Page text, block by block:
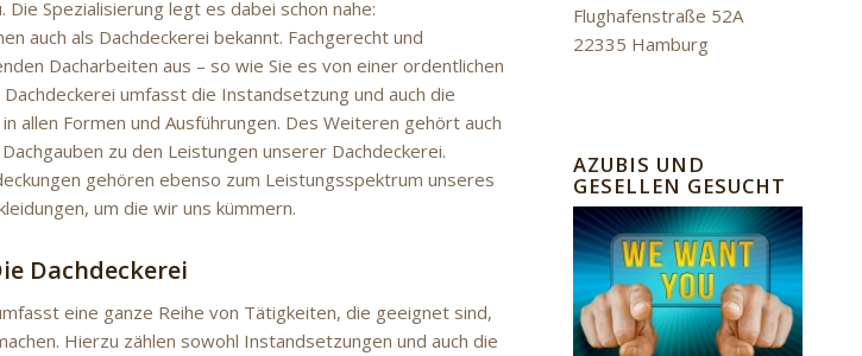
Die Spezialisierung legt es dabei schon nahe:
auch als Dachdeckerei bekannt. Fachgerecht und
Dacharbeiten aus – so wie Sie es von einer ordentlichen
umfasst die Instandsetzung und auch die
allen Formen und Ausführungen. Des Weiteren gehört auch
zu den Leistungen unserer Dachdeckerei.
gehören ebenso zum Leistungsspektrum unseres
um die wir uns kümmern.
Dachdeckerei
eine ganze Reihe von Tätigkeiten, die geeignet sind,
Hierzu zählen sowohl Instandsetzungen und auch die
Flughafenstraße 52A
22335 Hamburg
AZUBIS UND
GESELLEN GESUCHT